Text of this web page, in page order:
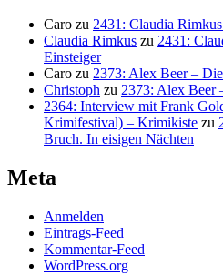
Caro zu 2431: Claudia
Claudia Rimkus zu 2431:
Einsteiger
Caro zu 2373: Alex Beer –
Christoph zu 2373: Alex Beer
2364: Interview mit Frank
Krimifestival) – Krimikiste zu
Bruch. In eisigen Nächten
Meta
Anmelden
Eintrags-Feed
Kommentar-Feed
WordPress.org